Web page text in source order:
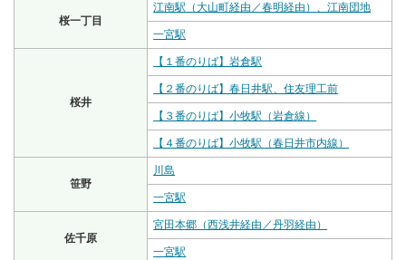
桜一丁目
江南駅（大山町経由／春明経由）、江南団地
一宮駅
桜井
【１番のりば】岩倉駅
【２番のりば】春日井駅、住友理工前
【３番のりば】小牧駅（岩倉線）
【４番のりば】小牧駅（春日井市内線）
笹野
川島
一宮駅
佐千原
宮田本郷（西浅井経由／丹羽経由）
一宮駅